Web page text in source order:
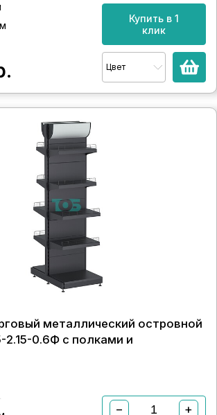
Купить в 1
клик
Цвет
металлический островной
0.6Ф с полками и
− +